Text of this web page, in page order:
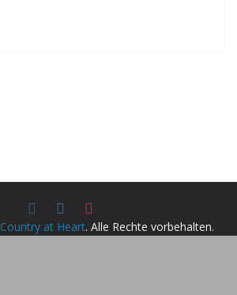
Country at Heart. Alle Rechte vorbehalten.